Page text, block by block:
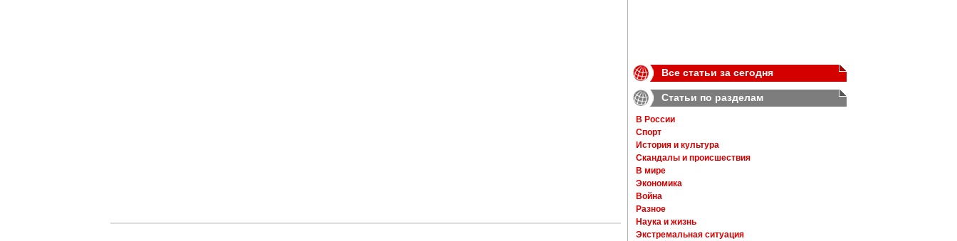
Все статьи за сегодня
Статьи по разделам
В России
Спорт
История и культура
Скандалы и происшествия
В мире
Экономика
Война
Разное
Наука и жизнь
Экстремальная ситуация